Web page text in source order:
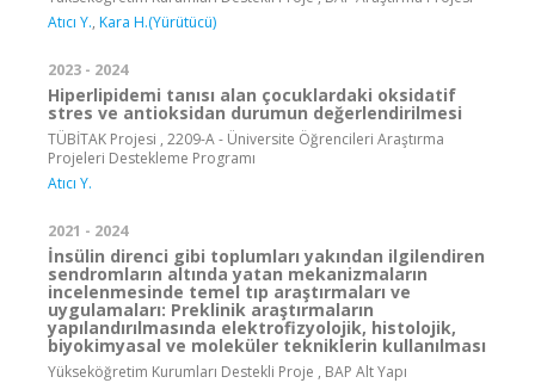
Atıcı Y., Kara H.(Yürütücü)
2023 - 2024
Hiperlipidemi tanısı alan çocuklardaki oksidatif
stres ve antioksidan durumun değerlendirilmesi
TÜBİTAK Projesi , 2209-A - Üniversite Öğrencileri Araştırma
Projeleri Destekleme Programı
Atıcı Y.
2021 - 2024
İnsülin direnci gibi toplumları yakından ilgilendiren
sendromların altında yatan mekanizmaların
incelenmesinde temel tıp araştırmaları ve
uygulamaları: Preklinik araştırmaların
yapılandırılmasında elektrofizyolojik, histolojik,
biyokimyasal ve moleküler tekniklerin kullanılması
Yükseköğretim Kurumları Destekli Proje , BAP Alt Yapı